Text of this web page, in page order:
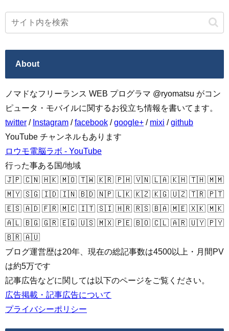
About
ノマドなフリーランス WEB プログラマ @ryomatsu がコン
ピュータ・モバイルに関するお役立ち情報を書いてます。
twitter / Instagram /facebook /google+ / mixi /github
YouTube チャンネルもあります
ロウモ電脳ラボ - YouTube
行った事ある国/地域
🇯🇵 🇨🇳 🇭🇰 🇲🇴 🇹🇼 🇰🇷 🇵🇭 🇻🇳 🇱🇦 🇰🇭 🇹🇭 🇲🇲
🇲🇾 🇸🇬 🇮🇩 🇮🇳 🇧🇩 🇳🇵 🇱🇰 🇰🇿 🇰🇬 🇺🇿 🇹🇷 🇵🇹
🇪🇸 🇦🇩 🇫🇷 🇲🇨 🇮🇹 🇸🇮 🇭🇷 🇷🇸 🇧🇦 🇲🇪 🇽🇰 🇲🇰
🇦🇱 🇧🇬 🇬🇷 🇪🇬 🇺🇸 🇲🇽 🇵🇪 🇧🇴 🇨🇱 🇦🇷 🇺🇾 🇵🇾
🇧🇷 🇦🇺
ブログ運営歴は20年、現在の総記事数は4500以上・月間PV
は約5万です
記事広告などに関しては以下のページをご覧ください。
広告掲載・記事広告について
プライバシーポリシー